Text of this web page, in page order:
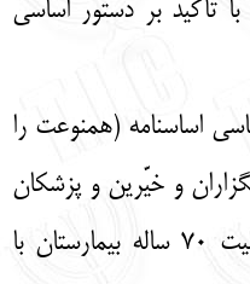
تأکید بر دستور اساسی
اساسنامه (همنوعت را
و خیّرین و پزشکان
متعهد یهودی که در طی فعالیت 70 ساله بیمارستان با